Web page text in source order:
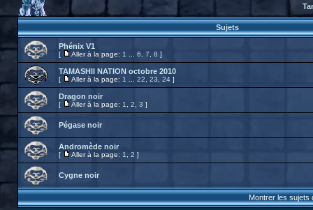
Sujets
Phénix V1
[ Aller à la page: 1 6 7 8 ]
TAMASHII NATION octobre 2010
[ Aller à la page: 1 22 23 24]
Dragon noir
[ Aller à la page: 1 2 3 ]
Pégase noir
Andromède noir
[ Aller à la page: 1 2 ]
Cygne noir
Montrer les sujets